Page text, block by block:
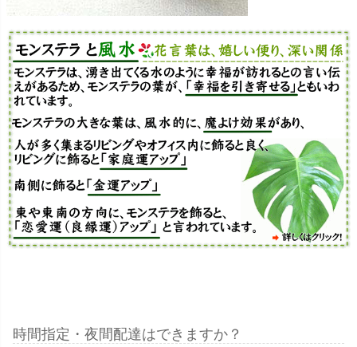
時間指定・夜間配達はできますか？